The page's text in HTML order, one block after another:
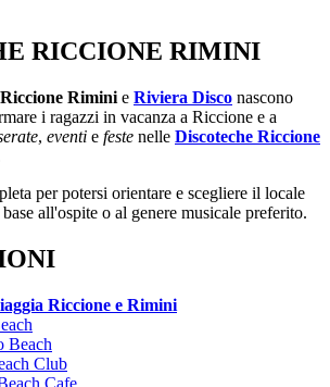
RICCIONE RIMINI
Rimini e Riviera Disco nascono
i ragazzi in vacanza a Riccione e a
, eventi e feste nelle Discoteche Riccione
per potersi orientare e scegliere il locale
all'ospite o al genere musicale preferito.
Riccione e Rimini
Beach
Club
Cafe